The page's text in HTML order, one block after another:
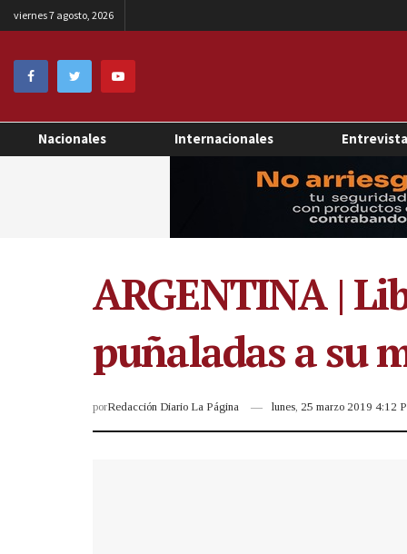
viernes 7 agosto, 2026
Nacionales Internacionales
ARGENTINA |
puñaladas a su
porRedacción Diario La Página lunes, 25 marzo 2019 4:12